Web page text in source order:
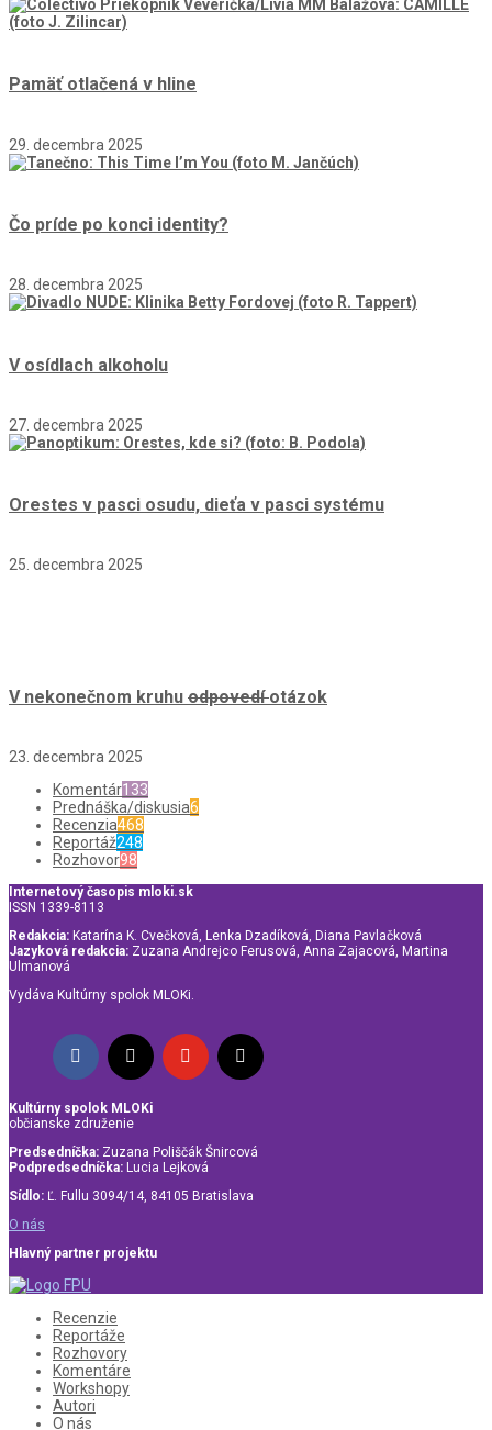
Pamäť otlačená v hline
29. decembra 2025
Čo príde po konci identity?
28. decembra 2025
V osídlach alkoholu
27. decembra 2025
Orestes v pasci osudu, dieťa v pasci systému
25. decembra 2025
V nekonečnom kruhu odpovedíotázok
23. decembra 2025
Komentár133
Prednáška/diskusia6
Recenzia468
Reportáž248
Rozhovor98
Internetový časopis mloki.sk
ISSN 1339-8113
Redakcia: Katarína K. Cvečková, Lenka Dzadíková, Diana Pavlačková
Jazyková redakcia: Zuzana Andrejco Ferusová, Anna Zajacová, Martina
Ulmanová
Vydáva Kultúrny spolok MLOKi.
Kultúrny spolok MLOKi
občianske združenie
Predsedníčka: Zuzana Poliščák Šnircová
Podpredsedníčka: Lucia Lejková
Sídlo: Ľ. Fullu 3094/14, 84105 Bratislava
O nás
Hlavný partner projektu
Recenzie
Reportáže
Rozhovory
Komentáre
Workshopy
Autori
O nás